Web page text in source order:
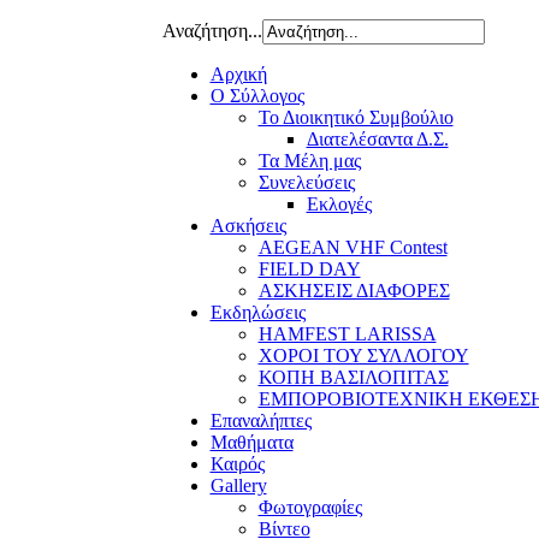
Αναζήτηση...
Αρχική
Ο Σύλλογος
Το Διοικητικό Συμβούλιο
Διατελέσαντα Δ.Σ.
Τα Μέλη μας
Συνελεύσεις
Εκλογές
Ασκήσεις
AEGEAN VHF Contest
FIELD DAY
ΑΣΚΗΣΕΙΣ ΔΙΑΦΟΡΕΣ
Εκδηλώσεις
HAMFEST LARISSA
ΧΟΡΟΙ ΤΟΥ ΣΥΛΛΟΓΟΥ
ΚΟΠΗ ΒΑΣΙΛΟΠΙΤΑΣ
ΕΜΠΟΡΟΒΙΟΤΕΧΝΙΚΗ
Επαναλήπτες
Μαθήματα
Καιρός
Gallery
Φωτογραφίες
Βίντεο